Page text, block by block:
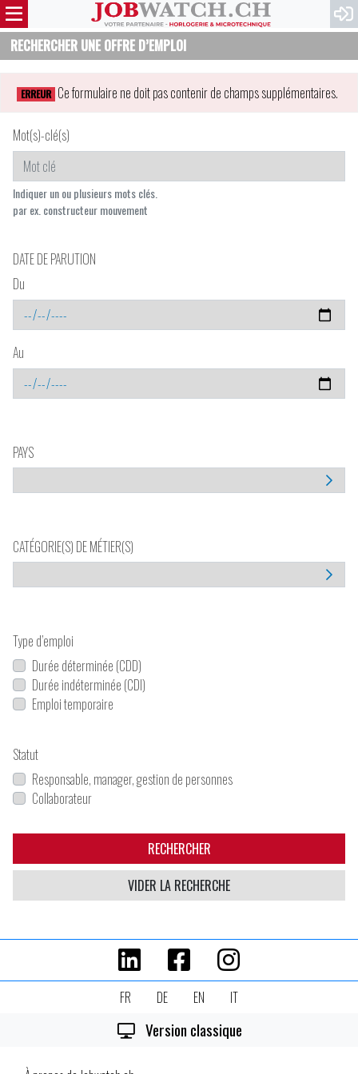
RECHERCHER UNE OFFRE D’EMPLOI
ERREUR Ce formulaire ne doit pas contenir de champs supplémentaires.
Mot(s)-clé(s)
Indiquer un ou plusieurs mots clés.
par ex. constructeur mouvement
DATE DE PARUTION
Du
Au
PAYS
CATÉGORIE(S) DE MÉTIER(S)
Type d’emploi
Durée déterminée (CDD)
Durée indéterminée (CDI)
Emploi temporaire
Statut
Responsable, manager, gestion de personnes
Collaborateur
RECHERCHER
VIDER LA RECHERCHE
FR DE EN IT
Version classique